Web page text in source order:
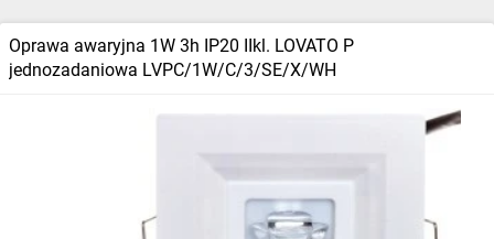
Oprawa awaryjna 1W 3h IP20 IIkl. LOVATO P
jednozadaniowa LVPC/1W/C/3/SE/X/WH